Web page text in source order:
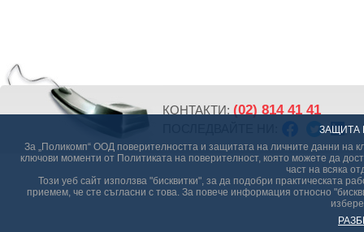
ЗАЩИТА
За „Поликомп“ ООД поверителността и защитата на личните данни на
ключови моменти от Политиката на поверителност, която можете да
част на всяка
Този уеб сайт използва "бисквитки", за да подобри практическата
приемем, че сте съгласни с това. За повече информация относно
КОНТАКТИ: (02) 814 41 41